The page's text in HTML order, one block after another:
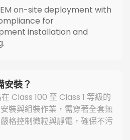
on-site deployment with
for
installation and
安裝？
Class 100 至 Class 1 等級的
裝與組裝作業，需穿著全套無
格控制微粒與靜電，確保不污